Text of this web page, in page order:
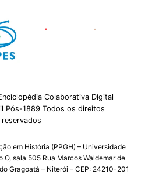
Colaborativa Digital
Pós-1889 Todos os direitos
reservados
em História (PPGH) – Universidade
O, sala 505 Rua Marcos Waldemar de
Gragoatá – Niterói – CEP: 24210-201